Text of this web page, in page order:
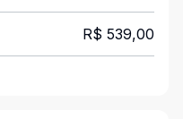
R$ 539,00